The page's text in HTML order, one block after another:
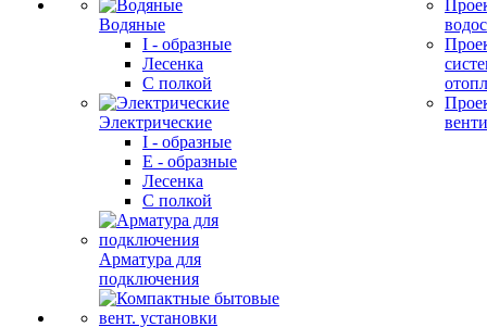
Водяные
I - образные
Лесенка
С полкой
Электрические
I - образные
E - образные
Лесенка
С полкой
Арматура для
подключения